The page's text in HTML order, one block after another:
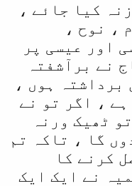
کیا جائے ،
، نوح ،
اور عیسی پر
نے برآشفتہ
برداشتہ ہوں ،
، اگر تو نے
ٹھیک ورنہ
گا ، تاکہ تم
کرنے کا
نے ایک ایک